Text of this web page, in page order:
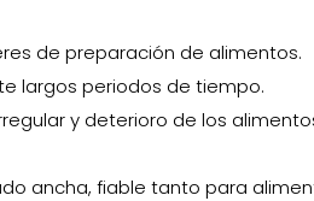
de preparación de alimentos.
largos periodos de tiempo.
y deterioro de los
ancha, fiable tanto para